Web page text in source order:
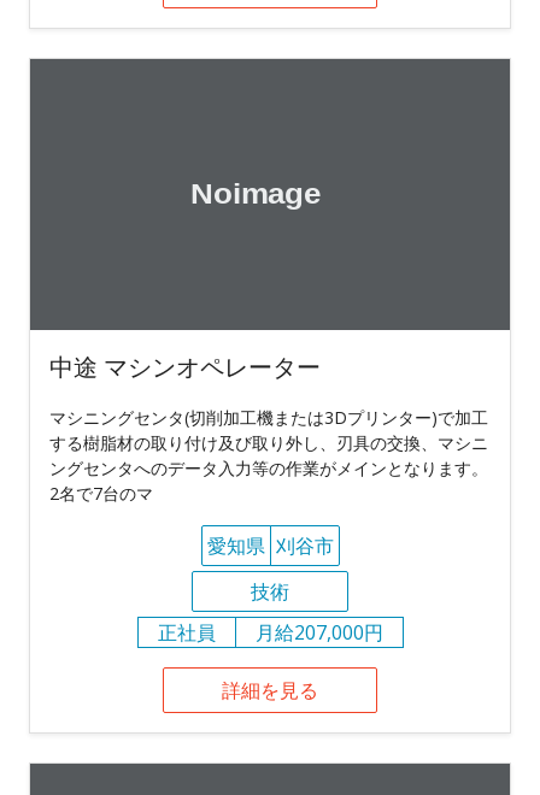
中途 マシンオペレーター
マシニングセンタ(切削加工機または3Dプリンター)で加工
する樹脂材の取り付け及び取り外し、刃具の交換、マシニ
ングセンタへのデータ入力等の作業がメインとなります。
2名で7台のマ
愛知県 刈谷市
技術
正社員
月給207,000円
詳細を見る